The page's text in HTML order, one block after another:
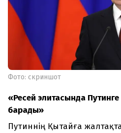
Фото: скриншот
«Ресей элитасында
барады»
Путиннің Қытайға